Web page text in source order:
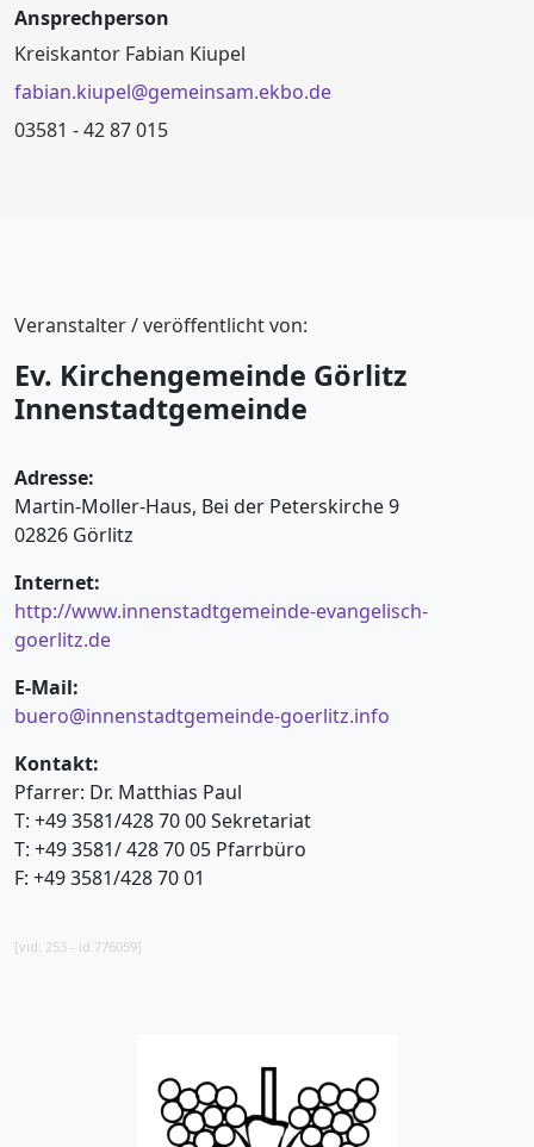
Ansprechperson
Kreiskantor Fabian Kiupel
fabian.kiupel@gemeinsam.ekbo.de
03581 - 42 87 015
Veranstalter / veröffentlicht von:
Ev. Kirchengemeinde Görlitz
Innenstadtgemeinde
Adresse:
Martin-Moller-Haus, Bei der Peterskirche 9
02826 Görlitz
Internet:
http://www.innenstadtgemeinde-evangelisch-
goerlitz.de
E-Mail:
buero@innenstadtgemeinde-goerlitz.info
Kontakt:
Pfarrer: Dr. Matthias Paul
T: +49 3581/428 70 00 Sekretariat
T: +49 3581/ 428 70 05 Pfarrbüro
F: +49 3581/428 70 01
[vid: 253 - id 776059]